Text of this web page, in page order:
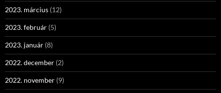
2023. március (12)
2023. február (5)
2023. január (8)
2022. december (2)
2022. november (9)